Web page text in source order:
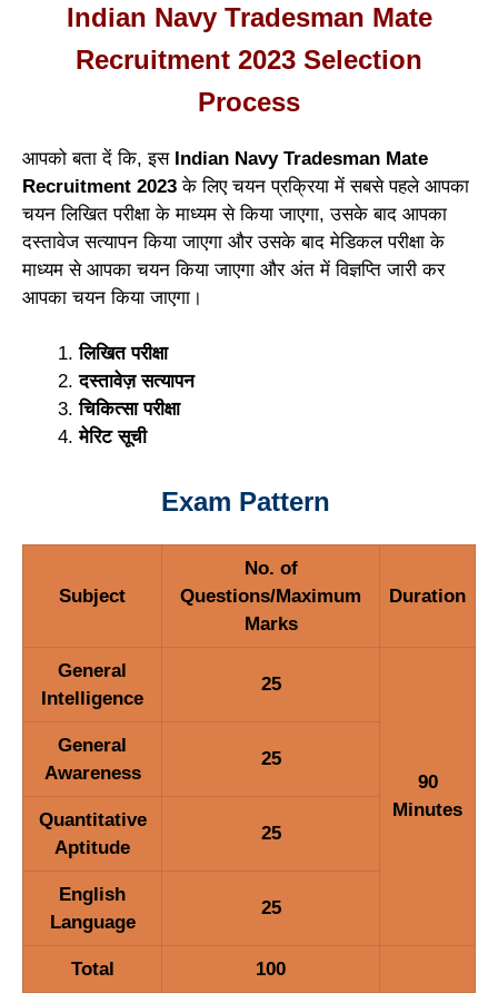
Indian Navy Tradesman Mate
Recruitment 2023 Selection
Process
आपको बता दें कि, इस Indian Navy Tradesman Mate
Recruitment 2023 के लिए चयन प्रक्रिया में सबसे पहले आपका
चयन लिखित परीक्षा के माध्यम से किया जाएगा, उसके बाद आपका
दस्तावेज सत्यापन किया जाएगा और उसके बाद मेडिकल परीक्षा के
माध्यम से आपका चयन किया जाएगा और अंत में विज्ञप्ति जारी कर
आपका चयन किया जाएगा।
लिखित परीक्षा
दस्तावेज़ सत्यापन
चिकित्सा परीक्षा
मेरिट सूची
Exam Pattern
Subject
No. of
Questions/Maximum
Marks
Duration
General
Intelligence
25
90
Minutes
General
Awareness
25
Quantitative
Aptitude
25
English
Language
25
Total 100